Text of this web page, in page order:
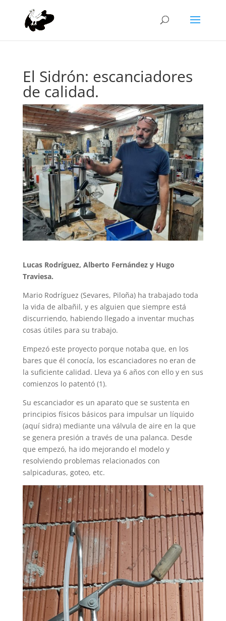
El Sidrón: escanciadores
de calidad.
Lucas Rodríguez, Alberto Fernández y Hugo
Traviesa.
Mario Rodríguez (Sevares, Piloña) ha trabajado toda
la vida de albañil, y es alguien que siempre está
discurriendo, habiendo llegado a inventar muchas
cosas útiles para su trabajo.
Empezó este proyecto porque notaba que, en los
bares que él conocía, los escanciadores no eran de
la suficiente calidad. Lleva ya 6 años con ello y en sus
comienzos lo patentó (1).
Su escanciador es un aparato que se sustenta en
principios físicos básicos para impulsar un líquido
(aquí sidra) mediante una válvula de aire en la que
se genera presión a través de una palanca. Desde
que empezó, ha ido mejorando el modelo y
resolviendo problemas relacionados con
salpicaduras, goteo, etc.